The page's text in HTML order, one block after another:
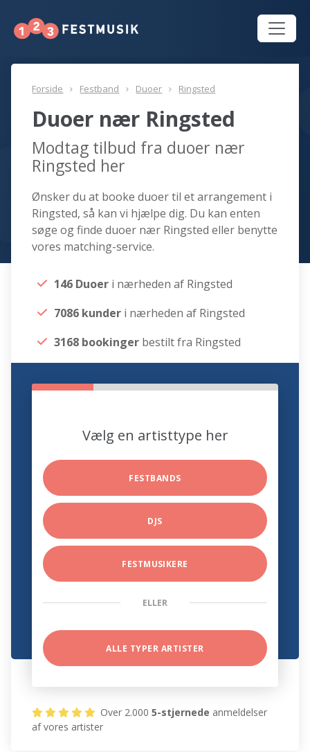
Forside Festband Duoer Ringsted
Duoer nær Ringsted
Modtag tilbud fra duoer nær
Ringsted her
Ønsker du at booke duoer til et arrangement i
Ringsted, så kan vi hjælpe dig. Du kan enten
søge og finde duoer nær Ringsted eller benytte
vores matching-service.
146 Duoer i nærheden af Ringsted
7086 kunder i nærheden af Ringsted
3168 bookinger bestilt fra Ringsted
Vælg en artisttype her
FESTBANDS
DJS
FESTMUSIKERE
ELLER
ALLE TYPER ARTISTER
Over 2.0005-stjernede anmeldelser
af vores artister